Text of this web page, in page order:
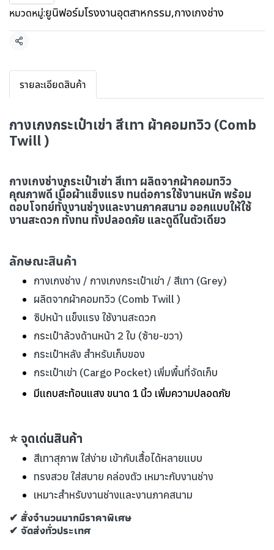
หมวดหมู่:ยูนิฟอร์มโรงงานอุตสาหกรรม,กางเกงช่าง
แชร์
รายละเอียดสินค้า
กางเกงกระเป๋าเข่า สีเทา ผ้าคอมทวิว (Comb
Twill )
กางเกงช่างกระเป๋าเข่า สีเทา ผลิตจากผ้าคอมทวิว
คุณภาพดี เนื้อผ้าแข็งแรง ทนต่อการใช้งานหนัก พร้อม
ตอบโจทย์ทั้งงานช่างและงานภาคสนาม ออกแบบให้ใช้
งานสะดวก ทั้งทน ทั้งปลอดภัย และดูดีในตัวเดียว
ลักษณะสินค้า
กางเกงช่าง / กางเกงกระเป๋าเข่า / สีเทา (Grey)
ผลิตจากผ้าคอมทวิว (Comb Twill )
ซิปหน้า แข็งแรง ใช้งานสะดวก
กระเป๋าล้วงด้านหน้า 2 ใบ (ซ้าย-ขวา)
กระเป๋าหลัง สำหรับเก็บของ
กระเป๋าเข่า (Cargo Pocket) เพิ่มพื้นที่จัดเก็บ
มีแถบสะท้อนแสง ขนาด 1 นิ้ว เพิ่มความปลอดภัย
⭐ จุดเด่นสินค้า
สีเทาสุภาพ ใส่ง่าย เข้ากับเสื้อได้หลายแบบ
ทรงสวย ใส่สบาย คล่องตัว เหมาะกับงานช่าง
เหมาะสำหรับงานช่างและงานภาคสนาม
✔ สั่งจำนวนมากมีราคาพิเศษ
✔ จัดส่งทั่วประเทศ